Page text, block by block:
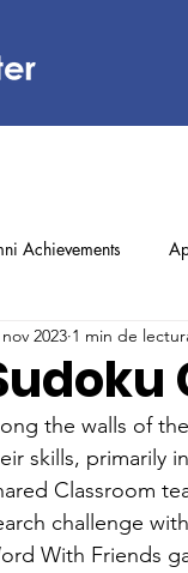
Achievements
Middle School
2023 1 min de
the walls of
skills, primarily
Classroom
challenge
With Friends